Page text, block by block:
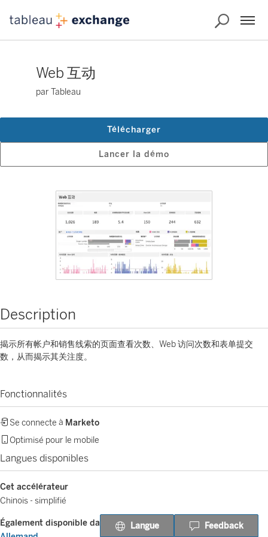
Web 互动
par Tableau
Lancer la démo
Télécharger
Description
揭示所有帐户和销售线索的页面查看次数、Web 访问次数和表单提交
数，从而揭示其关注度。
Fonctionnalités
Se connecte à Marketo
Optimisé pour le mobile
Langues disponibles
Cet accélérateur
Chinois - simplifié
Également disponible dans
Langue Feedback